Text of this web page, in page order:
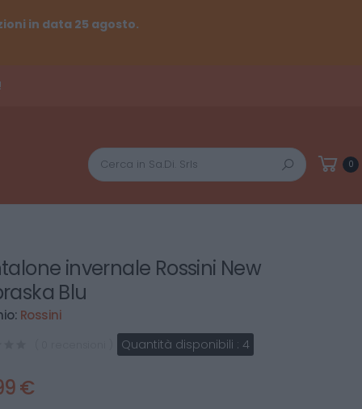
in data 25 agosto.
Cerca
0
invernale Rossini New
Blu
Rossini
Quantità disponibili : 4
€